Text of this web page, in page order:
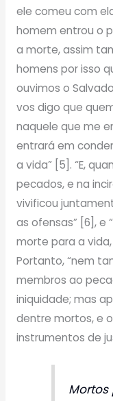
ele comeu com
homem entrou o
a morte, assim
homens por isso
ouvimos o
vos digo que
naquele que me
entrará em
a vida” [5]. “E,
pecados, e na
vivificou
as ofensas” [6], e
morte para a
Portanto, “nem
membros ao
iniquidade; mas
dentre mortos, e
instrumentos de